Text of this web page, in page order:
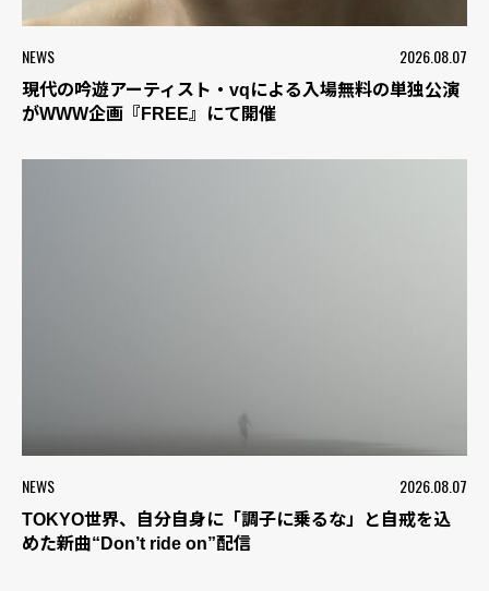
NEWS 2026.08.07
現代の吟遊アーティスト・vqによる入場無料の単独公演
がWWW企画『FREE』にて開催
NEWS 2026.08.07
TOKYO世界、自分自身に「調子に乗るな」と自戒を込
めた新曲“Don’t ride on”配信